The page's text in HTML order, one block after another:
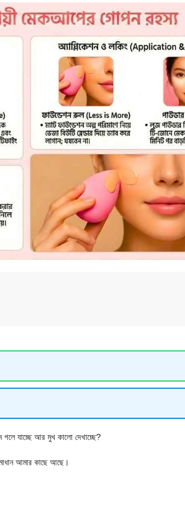
গলে যাচ্ছে আর মুখ কালো দেখাচ্ছে?
আমার কাছে আছে।